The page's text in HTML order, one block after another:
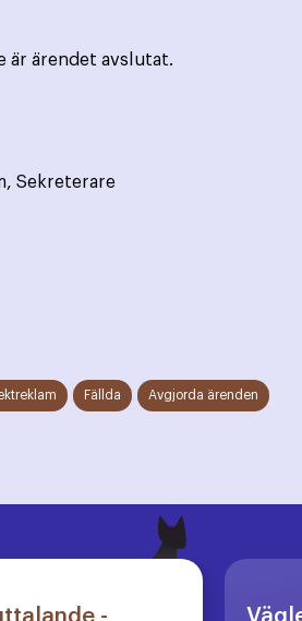
är ärendet avslutat.
Sekreterare
Fällda Avgjorda ärenden
-